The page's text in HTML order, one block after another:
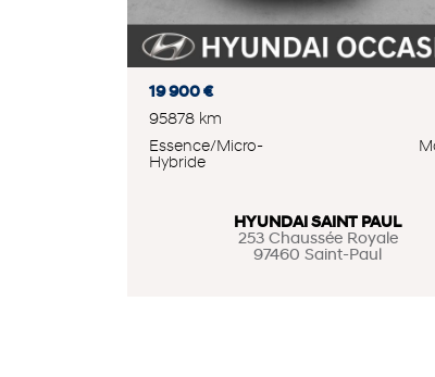
19 900 €
95878 km
Essence/Micro-
Hybride
HYUNDAI SAINT PAUL
253 Chaussée Royale
97460 Saint-Paul